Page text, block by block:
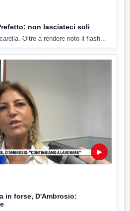
non lasciateci soli
Oltre a rendere noto il flash...
▶
in forse, D'Ambrosio: